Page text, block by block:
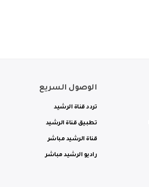
الوصول السريع
تردد قناة الرشيد
تطبيق قناة الرشيد
قناة الرشيد مباشر
راديو الرشيد مباشر